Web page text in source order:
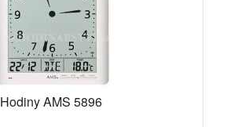
Hodiny AMS 5896